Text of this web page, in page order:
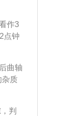
果
措
的
后将
东
引起
草酸
剂
启
作3
点钟
住
同的
实
方
曲轴
杂质
果
、
判